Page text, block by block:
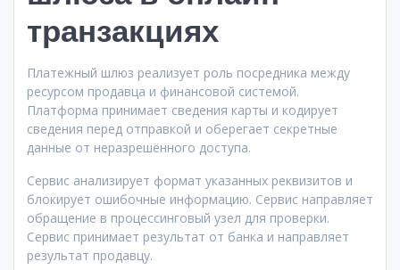
транзакциях
Платежный шлюз реализует роль посредника между
ресурсом продавца и финансовой системой.
Платформа принимает сведения карты и кодирует
сведения перед отправкой и оберегает секретные
данные от неразрешённого доступа.
Сервис анализирует формат указанных реквизитов и
блокирует ошибочные информацию. Сервис направляет
обращение в процессинговый узел для проверки.
Сервис принимает результат от банка и направляет
результат продавцу.